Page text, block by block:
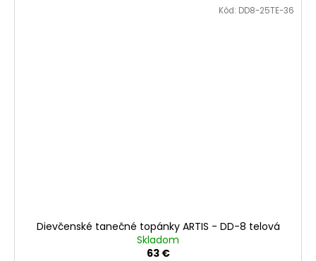
Dievčenské tanečné topánky ARTIS - DD-8 telová
Skladom
63 €
Kód: DD8-25TE-36